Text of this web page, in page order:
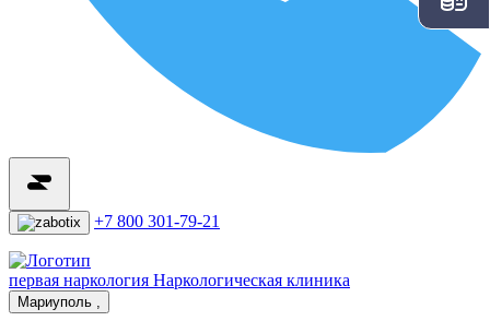
+7 800 301-79-21
первая наркология Наркологическая клиника
Мариуполь ,